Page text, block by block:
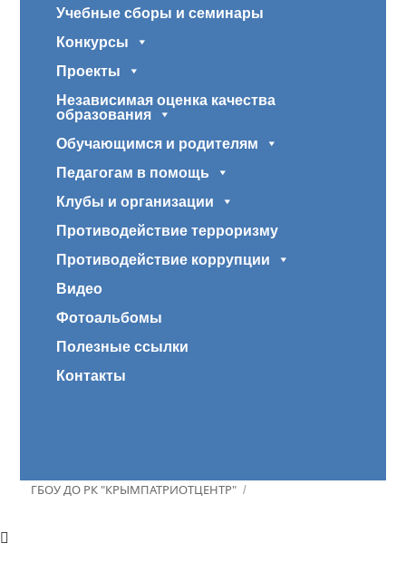
Учебные сборы и семинары
Конкурсы
Проекты
Независимая оценка качества
образования
Обучающимся и родителям
Педагогам в помощь
Клубы и организации
Противодействие терроризму
Противодействие коррупции
Видео
Фотоальбомы
Полезные ссылки
Контакты
ГБОУ ДО РК "КРЫМПАТРИОТЦЕНТР"